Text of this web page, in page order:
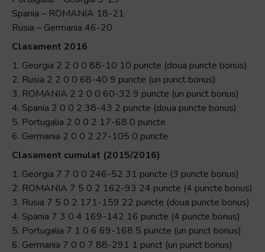
Spania – ROMANIA 18-21
Rusia – Germania 46-20
Clasament 2016
1. Georgia 2 2 0 0 88-10 10 puncte (doua puncte bonus)
2. Rusia 2 2 0 0 68-40 9 puncte (un punct bonus)
3. ROMANIA 2 2 0 0 60-32 9 puncte (un punct bonus)
4. Spania 2 0 0 2 38-43 2 puncte (doua puncte bonus)
5. Portugalia 2 0 0 2 17-68 0 puncte
6. Germania 2 0 0 2 27-105 0 puncte
Clasament cumulat (2015/2016)
1. Georgia 7 7 0 0 246-52 31 puncte (3 puncte bonus)
2. ROMANIA 7 5 0 2 162-93 24 puncte (4 puncte bonus)
3. Rusia 7 5 0 2 171-159 22 puncte (doua puncte bonus)
4. Spania 7 3 0 4 169-142 16 puncte (4 puncte bonus)
5. Portugalia 7 1 0 6 69-168 5 puncte (un punct bonus)
6. Germania 7 0 0 7 88-291 1 punct (un punct bonus)